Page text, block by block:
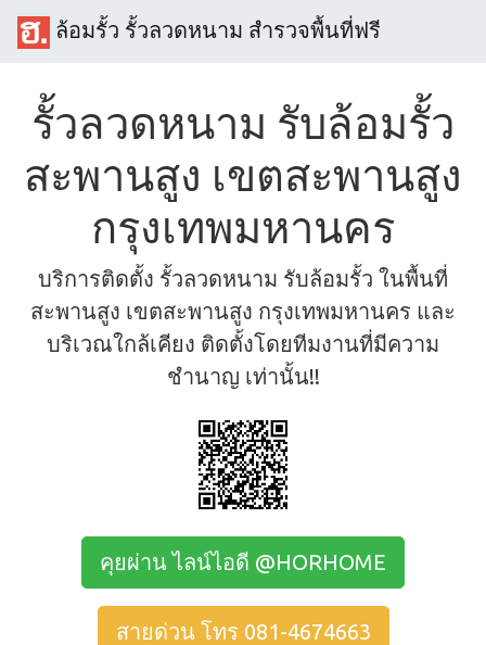
ล้อมรั้ว รั้วลวดหนาม สำรวจพื้นที่ฟรี
รั้วลวดหนาม รับล้อมรั้ว
สะพานสูง เขตสะพานสูง
กรุงเทพมหานคร
บริการติดตั้ง รั้วลวดหนาม รับล้อมรั้ว ในพื้นที่
สะพานสูง เขตสะพานสูง กรุงเทพมหานคร และ
บริเวณใกล้เคียง ติดตั้งโดยทีมงานที่มีความ
ชำนาญ เท่านั้น!!
คุยผ่าน ไลน์ไอดี @HORHOME
สายด่วน โทร 081-4674663